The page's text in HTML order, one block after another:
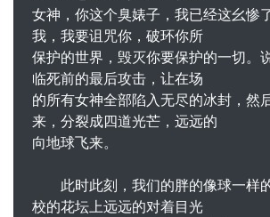
女神，你这个臭婊子，我已经这幺惨
我，我要诅咒你，破环你所
保护的世界，毁灭你要保护的一切。
临死前的最后攻击，让在场
的所有女神全部陷入无尽的冰封，然
来，分裂成四道光芒，远远的
向地球飞来。
此时此刻，我们的胖的像球一样
校的花坛上远远的对着目光